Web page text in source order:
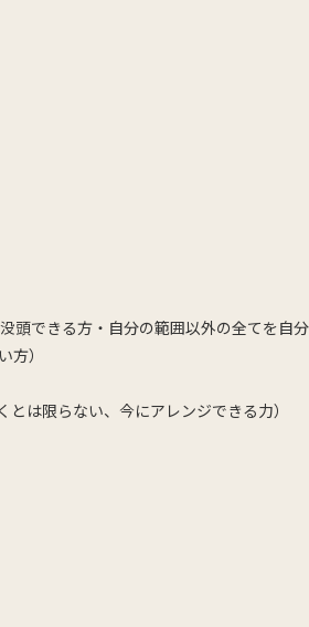
できる方・自分の範囲以外の全てを自
）
は限らない、今にアレンジできる力）